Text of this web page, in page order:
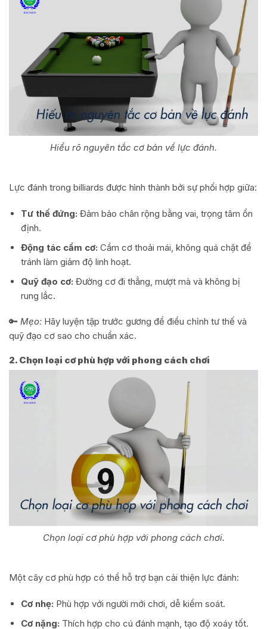
Hiểu rõ nguyên tắc cơ bản về lực đánh.
Lực đánh trong billiards được hình thành bởi sự phối hợp giữa:
Tư thế đứng: Đảm bảo chân rộng bằng vai, trọng tâm ổn
định.
Động tác cầm cơ: Cầm cơ thoải mái, không quá chặt để
tránh làm giảm độ linh hoạt.
Quỹ đạo cơ: Đường cơ đi thẳng, mượt mà và không bị
rung lắc.
🔑 Mẹo: Hãy luyện tập trước gương để điều chỉnh tư thế và
quỹ đạo cơ sao cho chuẩn xác.
2. Chọn loại cơ phù hợp với phong cách chơi
Chọn loại cơ phù hợp với phong cách chơi.
Một cây cơ phù hợp có thể hỗ trợ bạn cải thiện lực đánh:
Cơ nhẹ: Phù hợp với người mới chơi, dễ kiểm soát.
Cơ nặng: Thích hợp cho cú đánh mạnh, tạo độ xoáy tốt.